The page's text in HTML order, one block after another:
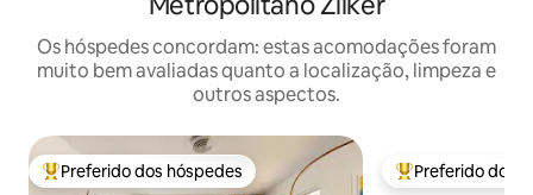
Os hóspedes concordam: estas acomodações foram
muito bem avaliadas quanto a localização, limpeza e
outros aspectos.
Entre os melhores preferidos dos hóspedes
Preferido dos hóspedes Entre os
Preferido dos